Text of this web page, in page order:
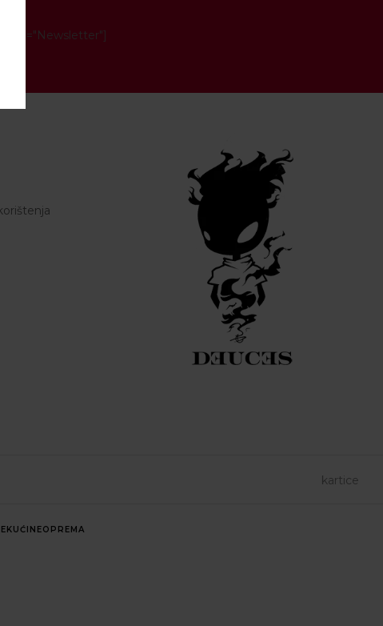
title="Newsletter"]
OPREMA